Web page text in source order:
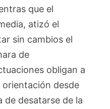
que el
atizó el
sin cambios el
de
obligan a
desde
de desatarse de la